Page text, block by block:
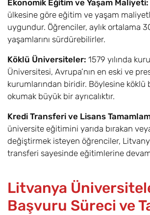
Ekonomik Eğitim ve Yaşam Maliyeti:
ülkesine göre eğitim ve yaşam
uygundur. Öğrenciler, aylık ortalama
yaşamlarını sürdürebilirler.
Köklü Üniversiteler: 1579 yılında
Üniversitesi, Avrupa’nın en eski ve
kurumlarından biridir. Böylesine
okumak büyük bir ayrıcalıktır.
Kredi Transferi ve Lisans
üniversite eğitimini yarıda bırakan
değiştirmek isteyen öğrenciler,
transferi sayesinde eğitimlerine
Litvanya
Başvuru Süreci ve